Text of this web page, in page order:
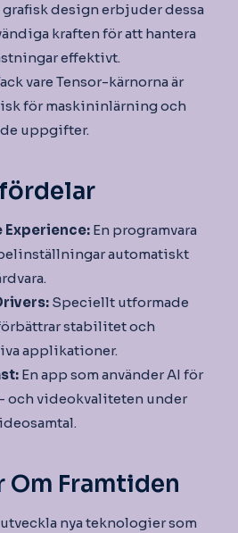
design erbjuder dessa
kraften för att hantera
effektivt.
vare Tensor-kärnorna är
för maskininlärning och
uppgifter.
Experience: En programvara
automatiskt
Speciellt utformade
stabilitet och
applikationer.
En app som använder AI för
och videokvaliteten under
Om Framtiden
nya teknologier som